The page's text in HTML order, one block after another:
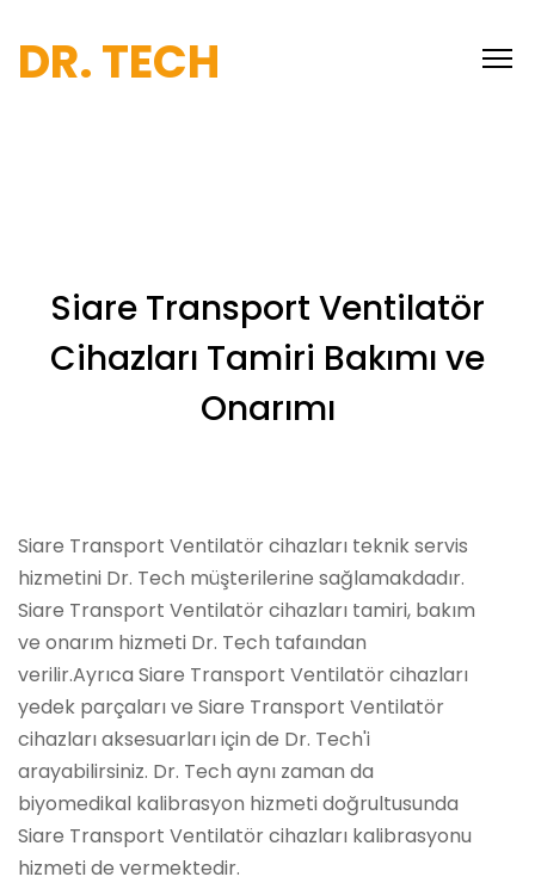
DR. TECH
Siare Transport Ventilatör
Cihazları Tamiri Bakımı ve
Onarımı
Siare Transport Ventilatör cihazları teknik servis
hizmetini Dr. Tech müşterilerine sağlamakdadır.
Siare Transport Ventilatör cihazları tamiri, bakım
ve onarım hizmeti Dr. Tech tafaından
verilir.Ayrıca Siare Transport Ventilatör cihazları
yedek parçaları ve Siare Transport Ventilatör
cihazları aksesuarları için de Dr. Tech'i
arayabilirsiniz. Dr. Tech aynı zaman da
biyomedikal kalibrasyon hizmeti doğrultusunda
Siare Transport Ventilatör cihazları kalibrasyonu
hizmeti de vermektedir.